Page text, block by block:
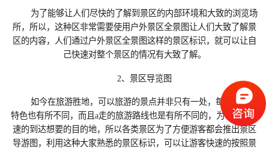
为了能够让人们尽快的了解到景区的内部环境和大致的浏览场
所，所以，这种区非常需要使用户外景区全景图让人们大致了解景
区的内容，人们通过户外景区全景图这样的景区标识，就可以让自
己快速对整个景区的情况有大致了解。
2、景区导览图
如今在旅游胜地，可以旅游的景点并非只有一处，每个景点的
特色也有所不同，而且a走的旅游路线也是有所不同的，为了能够快
速的到达想要的目的地，所以各类景区为了方便游客都会推出景区
导游图，利用这种大家熟悉的景区标识，可以让游客快速的按照景